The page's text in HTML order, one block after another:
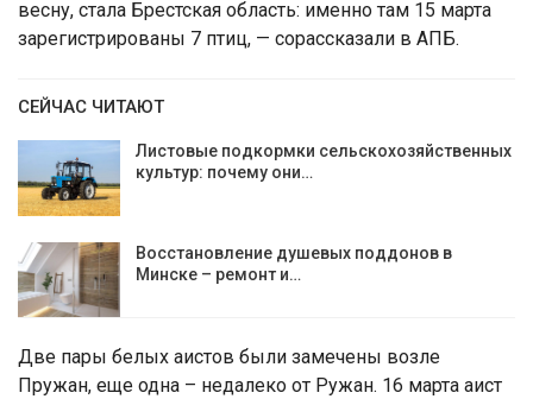
весну, стала Брестская область: именно там 15 марта
зарегистрированы 7 птиц, — сорассказали в АПБ.
СЕЙЧАС ЧИТАЮТ
Листовые подкормки сельскохозяйственных
культур: почему они…
Восстановление душевых поддонов в
Минске – ремонт и…
Две пары белых аистов были замечены возле
Пружан, еще одна – недалеко от Ружан. 16 марта аист